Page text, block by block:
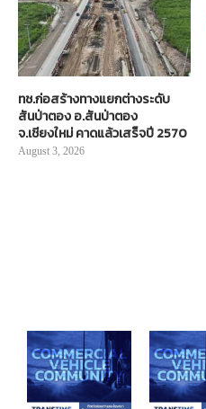
ทช.ก่อสร้างทางแยกต่างระดับ
สันป่าตอง อ.สันป่าตอง
จ.เชียงใหม่ คาดแล้วเสร็จปี 2570
August 3, 2026